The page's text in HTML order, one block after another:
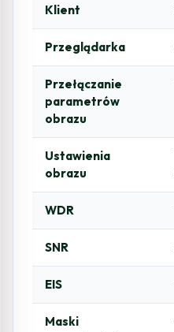
Klient
Przeglądarka
Przełączanie
parametrów
obrazu
Ustawienia
obrazu
WDR
SNR
EIS
Maski